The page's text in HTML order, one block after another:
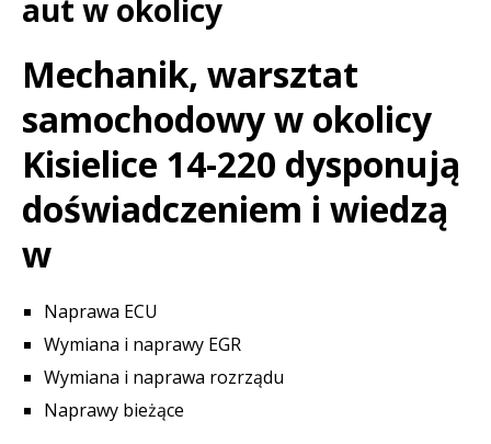
aut w okolicy
Mechanik, warsztat
samochodowy w okolicy
Kisielice 14-220 dysponują
doświadczeniem i wiedzą
w
Naprawa ECU
Wymiana i naprawy EGR
Wymiana i naprawa rozrządu
Naprawy bieżące